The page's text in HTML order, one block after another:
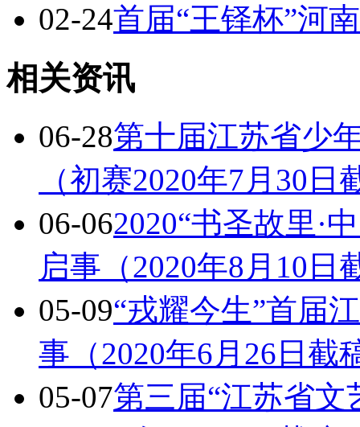
02-24首届“王铎杯”河
相关资讯
06-28第十届江苏省少
（初赛2020年7月30日
06-062020“书圣故里·
启事（2020年8月10日
05-09“戎耀今生”首届
事（2020年6月26日截
05-07第三届“江苏省文